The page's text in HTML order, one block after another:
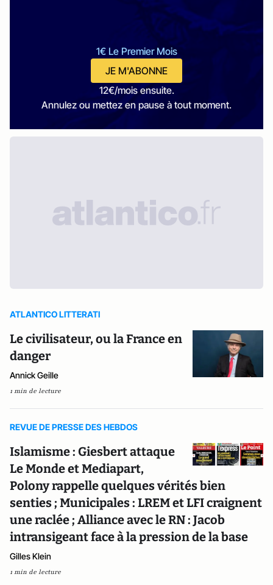
1€ Le Premier Mois
JE M'ABONNE
12€/mois ensuite.
Annulez ou mettez en pause à tout moment.
ATLANTICO LITTERATI
Le civilisateur, ou la France en
danger
Annick Geille
1 min de lecture
REVUE DE PRESSE DES HEBDOS
Islamisme : Giesbert attaque
Le Monde et Mediapart,
Polony rappelle quelques vérités bien
senties ; Municipales : LREM et LFI craignent
une raclée ; Alliance avec le RN : Jacob
intransigeant face à la pression de la base
Gilles Klein
1 min de lecture